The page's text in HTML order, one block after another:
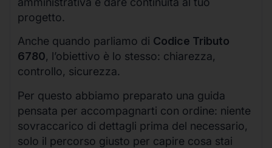
progetto.
Anche quando parliamo di Codice Tributo
6780, l’obiettivo è lo stesso: chiarezza,
controllo, sicurezza.
Per questo abbiamo preparato una guida
pensata per accompagnarti con ordine: niente
sovraccarico di dettagli prima del necessario,
solo il percorso giusto per capire cosa stai